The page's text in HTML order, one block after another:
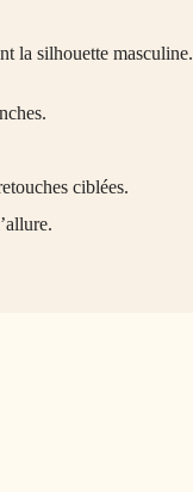
la silhouette masculine.
ciblées.